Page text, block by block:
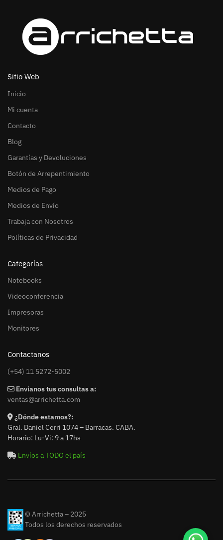
Sitio Web
Inicio
Mi cuenta
Contacto
Blog
Garantías y Devoluciones
Botón de Arrepentimiento
Medios de Pago
Medios de Envío
Trabaja con Nosotros
Políticas de Privacidad
Categorías
Notebooks
Videoconferencia
Impresoras
Monitores
Contactanos
(+54) 11 5272-5002
Envianos tus consultas a:
ventas@arrichetta.com
¿Dónde estamos?:
Gral. Daniel Cerri 1074 – Barracas. CABA.
Horario: Lu-Vi: 9 a 17hs
Envíos a TODO el país
© Arrichetta – 2025
Todos los derechos reservados